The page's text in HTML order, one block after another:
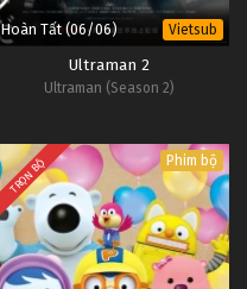
Hoàn Tất (06/06) Vietsub
Ultraman 2
Ultraman (Season 2)
TRỌN BỘ Phim bộ